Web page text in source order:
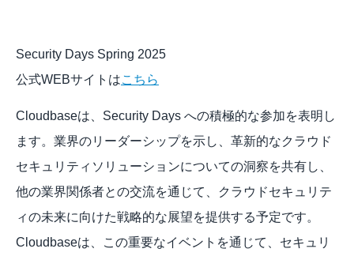
Security Days Spring 2025
公式WEBサイトはこちら
Cloudbaseは、Security Days への積極的な参加を表明し
ます。業界のリーダーシップを示し、革新的なクラウド
セキュリティソリューションについての洞察を共有し、
他の業界関係者との交流を通じて、クラウドセキュリテ
ィの未来に向けた戦略的な展望を提供する予定です。
Cloudbaseは、この重要なイベントを通じて、セキュリ